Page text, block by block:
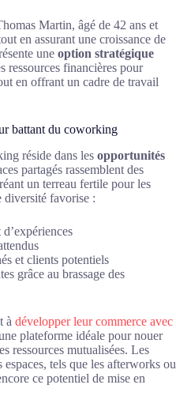
Martin, âgé de 42 ans et
en assurant une croissance de
une option stratégique
ressources financières pour
en offrant un cadre de travail
battant du coworking
réside dans les opportunités
partagés rassemblent des
un terreau fertile pour les
diversité favorise :
et clients potentiels
grâce au brassage des
à développer leur commerce avec
plateforme idéale pour nouer
ressources mutualisées. Les
espaces, tels que les afterworks ou
ce potentiel de mise en